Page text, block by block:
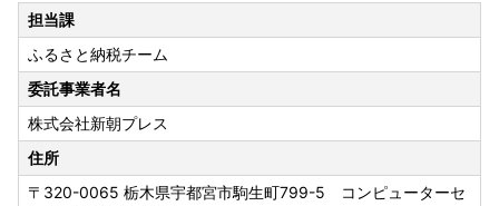
担当課
ふるさと納税チーム
委託事業者名
株式会社新朝プレス
住所
〒320-0065 栃木県宇都宮市駒生町799-5 コンピューターセ